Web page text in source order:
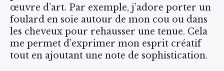
œuvre d’art. Par exemple, j’adore porter un
foulard en soie autour de mon cou ou dans
les cheveux pour rehausser une tenue. Cela
me permet d’exprimer mon esprit créatif
tout en ajoutant une note de sophistication.